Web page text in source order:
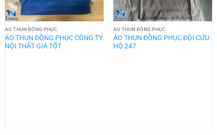
ÁO THUN ĐỒNG PHỤC
ÁO THUN ĐỒNG PHỤC CÔNG TY
NỘI THẤT GIÁ TỐT
ÁO THUN ĐỒNG PHỤC
ÁO THUN ĐỒNG PHỤC ĐỘI CỨU
HỘ 247